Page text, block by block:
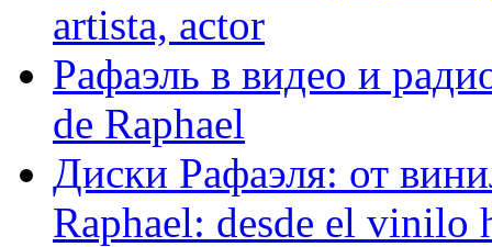
artista, actor
Рафаэль в видео и
de Raphael
Диски Рафаэля: от
Raphael: desde el vinilo